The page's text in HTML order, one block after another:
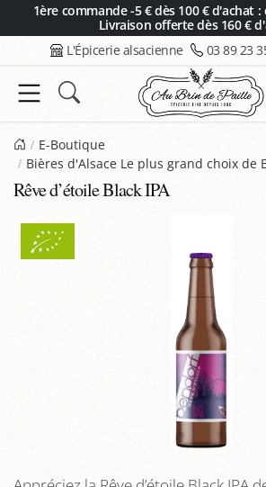
1ère commande -5 € dès 100 € d'achat :
Livraison offerte dès 160 €
L'Épicerie alsacienne 03 89 23
E-Boutique
Bières d'Alsace Le plus grand choix de
Rêve d’étoile Black IPA
Panneau de gestion des cookies